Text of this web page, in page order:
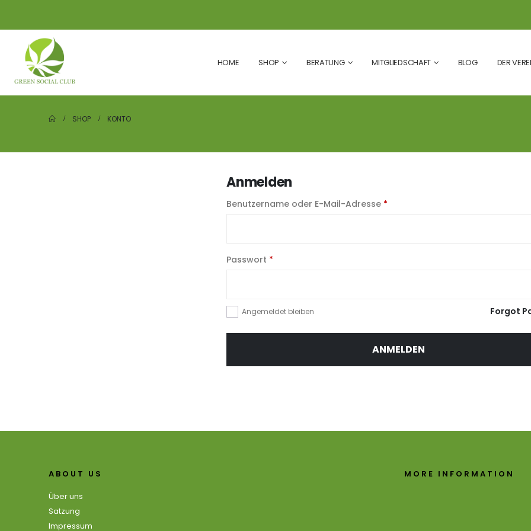
HOME SHOP BERATUNG MITGLIEDSCHAFT BLOG DER
SHOP KONTO
Anmelden
Benutzername oder E-Mail-Adresse *
Passwort *
Angemeldet bleiben Forgot
ANMELDEN
ABOUT US
Über uns
Satzung
Impressum
MORE INFORMATION